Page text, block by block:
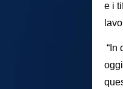
e i
“In